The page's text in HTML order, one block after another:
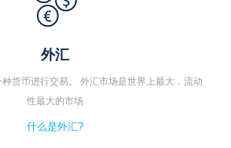
外汇
货币进行交易。 外汇市场是世界上最大，流动
性最大的市场
什么是外汇?